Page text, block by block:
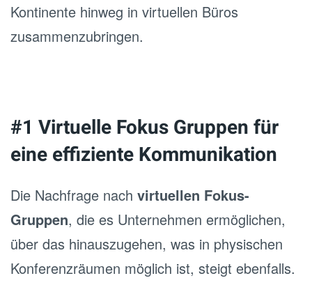
Kontinente hinweg in virtuellen Büros
zusammenzubringen.
#1 Virtuelle Fokus Gruppen für
eine effiziente Kommunikation
Die Nachfrage nach virtuellen Fokus-
Gruppen, die es Unternehmen ermöglichen,
über das hinauszugehen, was in physischen
Konferenzräumen möglich ist, steigt ebenfalls.